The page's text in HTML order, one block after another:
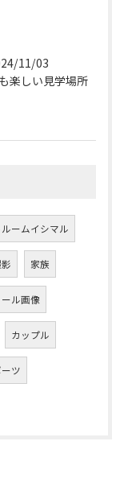
11/03
楽しい見学場所
ームイシマル
家族
ル画像
カップル
ツ